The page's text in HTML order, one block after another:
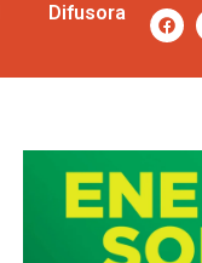
Difusora